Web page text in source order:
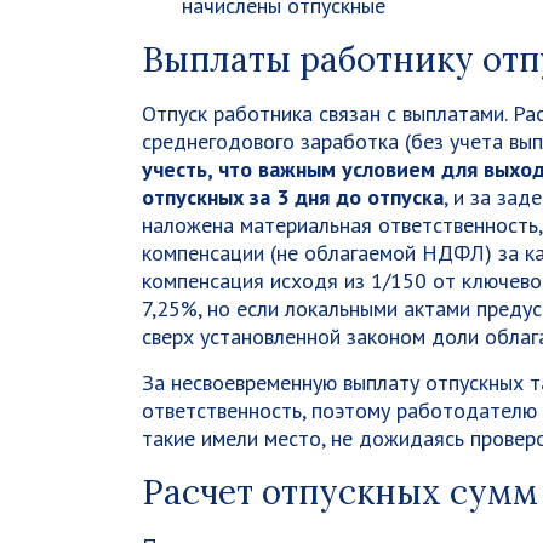
Выплаты работнику
Отпуск работника связан с выплатами.
среднегодового заработка (без учета
учесть, что важным условием для
отпускных за 3 дня до отпуска, и за
наложена материальная
компенсации (не облагаемой НДФЛ) за
компенсация исходя из 1/150 от
7,25%, но если локальными актами
сверх установленной законом доли
За несвоевременную выплату отпускных
ответственность, поэтому
такие имели место, не дожидаясь
Расчет отпускных